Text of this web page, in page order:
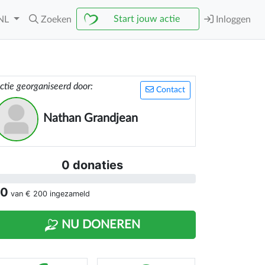
Zoeken Start jouw actie Inloggen
Contact
georganiseerd door:
Nathan Grandjean
0 donaties
van € 200 ingezameld
NU DONEREN